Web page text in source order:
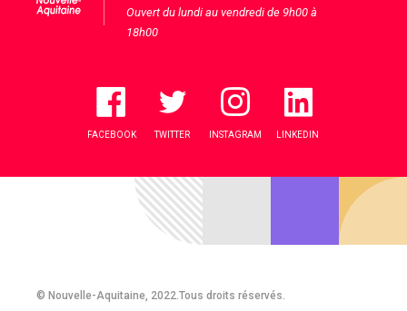
Ouvert du lundi au vendredi de 9h00 à
18h00
FACEBOOK TWITTER INSTAGRAM LINKEDIN
© Nouvelle-Aquitaine, 2022.Tous droits réservés.